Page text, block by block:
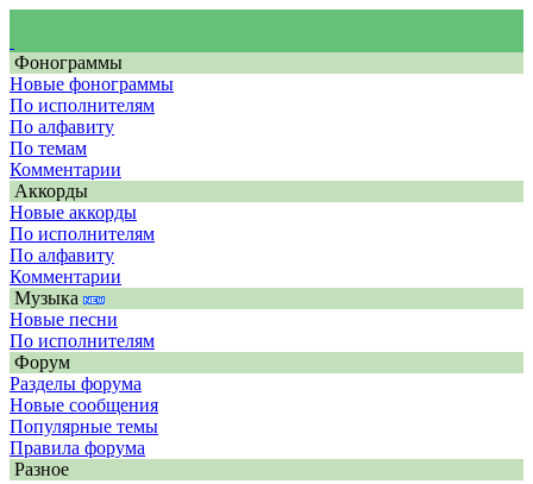
Фонограммы
Новые фонограммы
По исполнителям
По алфавиту
По темам
Комментарии
Аккорды
Новые аккорды
По исполнителям
По алфавиту
Комментарии
Музыка
Новые песни
По исполнителям
Форум
Разделы форума
Новые сообщения
Популярные темы
Правила форума
Разное